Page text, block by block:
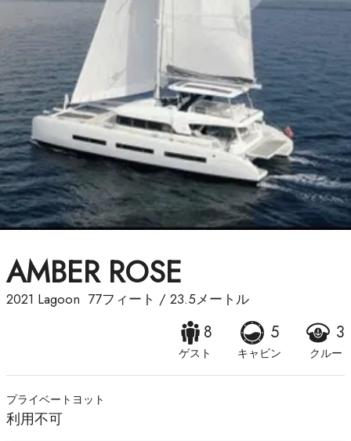
AMBER ROSE
2021 Lagoon 77フィート / 23.5メートル
8
ゲスト
5
キャビン
3
クルー
プライベートヨット
利用不可